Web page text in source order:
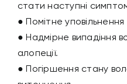
стати наступні
● Помітне
● Надмірне випадіння
алопеції.
● Погіршення стану